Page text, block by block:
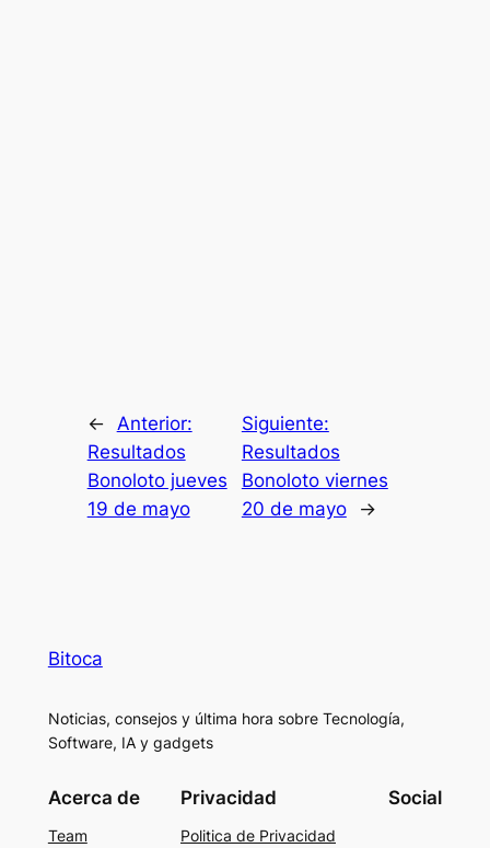
← Anterior:
Resultados
Bonoloto jueves
19 de mayo
Siguiente:
Resultados
Bonoloto viernes
20 de mayo
→
Bitoca
Noticias, consejos y última hora sobre Tecnología,
Software, IA y gadgets
Acerca de
Team
Privacidad
Politica de Privacidad
Social